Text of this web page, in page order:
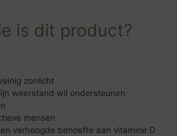
is dit product?
zonlicht
weerstand wil ondersteunen
mensen
verhoogde behoefte aan vitamine D